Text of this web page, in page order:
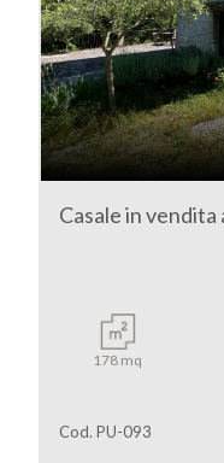
Casale in vendita
178 mq
Cod. PU-093
Rieti
Colli sul Velino
Tipologia